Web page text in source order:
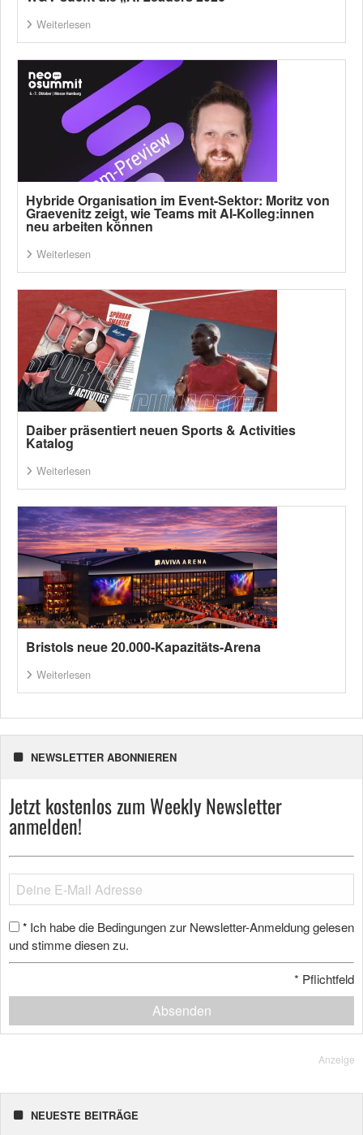
Weiterlesen
Hybride Organisation im Event-Sektor: Moritz von
Graevenitz zeigt, wie Teams mit AI-Kolleg:innen
neu arbeiten können
Weiterlesen
Daiber präsentiert neuen Sports & Activities
Katalog
Weiterlesen
Bristols neue 20.000-Kapazitäts-Arena
Weiterlesen
NEWSLETTER ABONNIEREN
Jetzt kostenlos zum Weekly Newsletter
anmelden!
* Ich habe die Bedingungen zur Newsletter-Anmeldung gelesen
und stimme diesen zu.
* Pflichtfeld
Absenden
Anzeige
NEUESTE BEITRÄGE